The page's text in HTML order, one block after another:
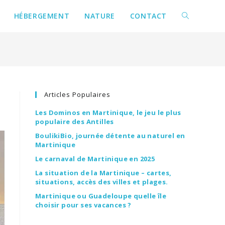
HÉBERGEMENT NATURE CONTACT
Articles Populaires
Les Dominos en Martinique, le jeu le plus
populaire des Antilles
BoulikiBio, journée détente au naturel en
Martinique
Le carnaval de Martinique en 2025
La situation de la Martinique – cartes,
situations, accès des villes et plages.
Martinique ou Guadeloupe quelle île
choisir pour ses vacances ?